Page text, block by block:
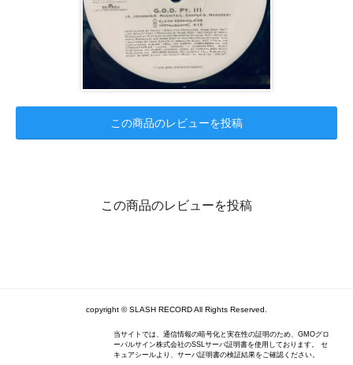
この商品のレビューを投稿
この商品のレビューを投稿
copyright © SLASH RECORD All Rights Reserved.
当サイトでは、通信情報の暗号化と実在性の証明のため、GMOグロ
ーバルサイン株式会社のSSLサーバ証明書を使用しております。 セ
キュアシールより、サーバ証明書の検証結果をご確認ください。